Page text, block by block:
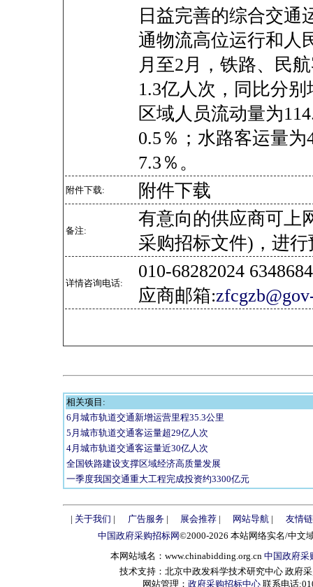
日益完善的综合交通
通物流高位运行和人
月至2月，铁路、民
1.3亿人次，同比分
区域人员流动量为
0.5％；水路客运量
7.3％。
附件下载: 附件下载
备注:
有意向的供应商可上
采购招标文件)，进
详情咨询电话:
010-68282024
应商邮箱:
相关项目:
6月城市轨道交通新增运营里程35.3公里
5月城市轨道交通客运量超29亿人次
4月城市轨道交通客运量近30亿人次
全国铁路建设支撑区域经济高质量发展
一季度我国交通重大工程完成投资约3300亿元
| 关于我们 | 广告服务| 展会推荐| 网站导航 |
友情
中国政府采购招标网©2000-2026 本站网络实名/中文
本网站域名：www.chinabidding.org.cn 中国政府采
技术支持：北京中政发科学技术研究中心 政府
网站管理： 政府采购招标中心 联系电话